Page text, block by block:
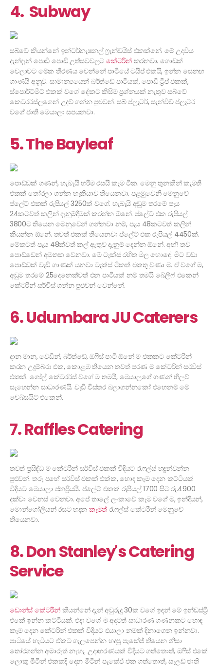
4. Subway
සබ්වේ කියන්නේ ඉන්ටර්නැෂනල් ෆ්‍රැන්චයිස් එකක්නේ. මේ උදවිය
දැන්දැන් පොඩි පොඩි උත්සවවලට කේටරින්කරනවා. ගොඩක්
වෙලාවට මේක තීරණය වෙන්නේ පාටියේ ටයිප් එකයි, ඉන්න සෙනඟ
ගාණයි අනූව. සාමාන්‍යයෙන් බර්ත්ඩේ පාටියක්, පොඩි ට්‍රිප් එකක්,
ස්පොර්ට්මීට් එකක් වගේ දේකට කිසිම ප්‍රශ්නයක් නැතුව සබ්වේ
කෙටරර්ස්ලගෙන් උදව් ගන්න පුළුවන්. සබ් ප්ලැටර්, සැන්විච් ප්ලැටර්
වගේ ජාති මෙයාලා සපයනවා.
5. The Bayleaf
පොඩ්ඩක් ගණන්, හැබැයි හරිම රසයි කෑම ටික. මෙනු තුනකින් කැමති
එකක් තෝරලා ගන්න හැකියාව තියෙනවා. පළමුවෙනි මෙනුවේ
ප්ලේට් එකක් රුපියල් 3250ක් වගේ. හැබැයි අඩුම තරමේ පැය
24කටවත් කලින් දැනුම්දීමක් කරන්න ඕනේ. ප්ලේට් එක රුපියල්
3800ට තියෙන මෙනුවෙන් ගන්නවා නම්, පැය 48කටවත් කලින්
කියන්න ඕනේ. තවත් එකක් තියෙනවා ප්ලේට් එක රුපියල් 4450ක්.
මේකටත් පැය 48ක්වත් කල් ඇතුව දැනුම් දෙන්න ඕනේ. අහ්! තව
පොඩ්ඩෙන් අමතක වෙනවා. මේ ටැක්ස් රහිත මිල හොඳේ. මීට වඩා
පොඩ්ඩක් වැඩි ගාණක් යනවා ටැක්ස් ටිකත් එකතු වුණා ම. ඒ වගේ ම,
අඩුම තරමේ 25දෙනෙක්වත් එන පාටියක් නම් තමයි බේලීෆ් එකෙන්
කේටරින් සර්විස් ගන්න පුළුවන් වෙන්නේ.
6. Udumbara JU Caterers
දාන මාන, වෙඩින්, බර්ත්ඩේ, ඔෆිස් පාටි ඕනේ ම එකකට කේටරින්
කරන උදුම්බරා එක, කොළඹ තියෙන තවත් පරණ ම කේටරින් සර්විස්
එකක්. ගෝල් කේටරර්ස් වගේ ම තමයි, මෙයාලගේ ගණන් හිලව්
සෑහෙන්න සාධාරණයි. වැඩි විස්තර බලාගන්නකෝ එහෙනම් මේ
වෙබ්සයිට් එකෙන්.
7. Raffles Catering
තවත් ප්‍රසිද්ධ ම කේටරින් සර්විස් එකක් විදියට රැෆල්ස් හඳුන්වන්න
පුළුවන්. තරු පහේ සර්විස් එකක් එක්ක, හොඳ කෑම දෙන කට්ටියක්
විදියට මෙයාලා ජනප්‍රියයි. ප්ලේට් එකක් රුපියල් 1700 සිට රු.4900
දක්වා වෙනස් වෙනවා. අපේ තාලේ ලංකාවේ කෑම වගේ ම, ඉන්දියන්,
මොන්ගෝලියන් රසට හදන කෑමත් රැෆල්ස් කේටරින් මෙනුවේ
තියෙනවා.
8. Don Stanley's Catering
Service
ඩොන්ස් කේටරින්කියන්නේ දැන් අවුරුදු 30ක වගේ ඉඳන් මේ ඉන්ඩස්ට්‍රි
එකේ ඉන්න කට්ටියක්. එදා වගේ ම අදටත් සාධාරණ ගණනකට හොඳ
කෑම දෙන කේටරින් එකක් විදියට එයාලා නමක් දිනාගෙන ඉන්නවා.
පාටියේ හැටියට ඒකට ගැලපෙන්න හදපු පැකේජ් තියෙන නිසා
තෝරගන්න අමාරුත් නැහැ. උදාහරණයක් විදියට ගත්තොත්, ඔෆිස් එකේ
ලොකු මීටින් එකකදී දෙන මීටින් පැකේජ් එක ගත්තොත්, සැලඩ් ජාති